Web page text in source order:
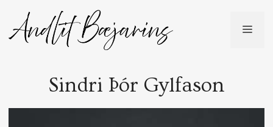
content
Sindri Þór Gylfason